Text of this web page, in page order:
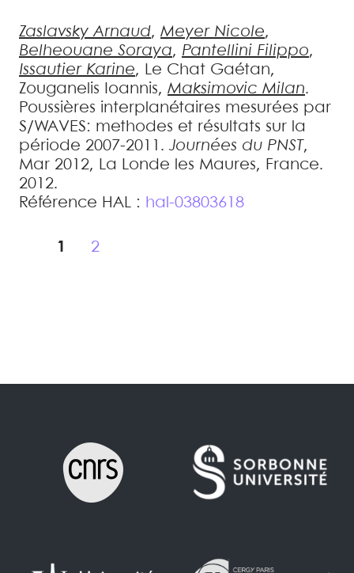
Zaslavsky Arnaud, Meyer Nicole,
Belheouane Soraya, Pantellini Filippo,
Issautier Karine, Le Chat Gaétan,
Zouganelis
Ioannis, Maksimovic Milan.
Poussières interplanétaires mesurées par
S/WAVES: methodes et résultats sur la
période 2007-2011 . Journées du PNST ,
Mar 2012, La Londe les Maures, France.
2012.
Référence HAL : hal-03803618
1 2